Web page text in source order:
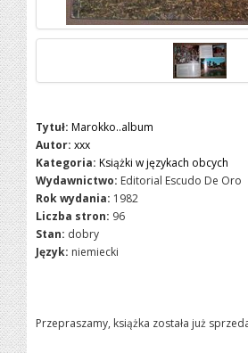
Tytuł: Marokko..album
Autor: xxx
Kategoria: Książki w językach obcych
Wydawnictwo: Editorial Escudo De Oro
Rok wydania: 1982
Liczba stron: 96
Stan: dobry
Język: niemiecki
Przepraszamy, książka została już